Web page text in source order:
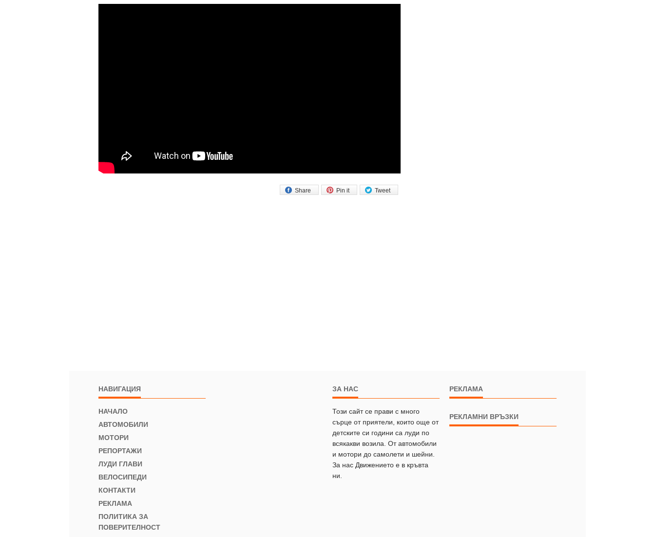
Tweet
Pin it
Share
НАВИГАЦИЯ
НАЧАЛО
АВТОМОБИЛИ
МОТОРИ
РЕПОРТАЖИ
ЛУДИ ГЛАВИ
ВЕЛОСИПЕДИ
КОНТАКТИ
РЕКЛАМА
ПОЛИТИКА ЗА
ПОВЕРИТЕЛНОСТ
ЗА НАС
Този сайт се прави с много
сърце от приятели, които още от
детските си години са луди по
всякакви возила. От автомобили
и мотори до самолети и шейни.
За нас Движението е в кръвта
ни.
РЕКЛАМА
РЕКЛАМНИ ВРЪЗКИ